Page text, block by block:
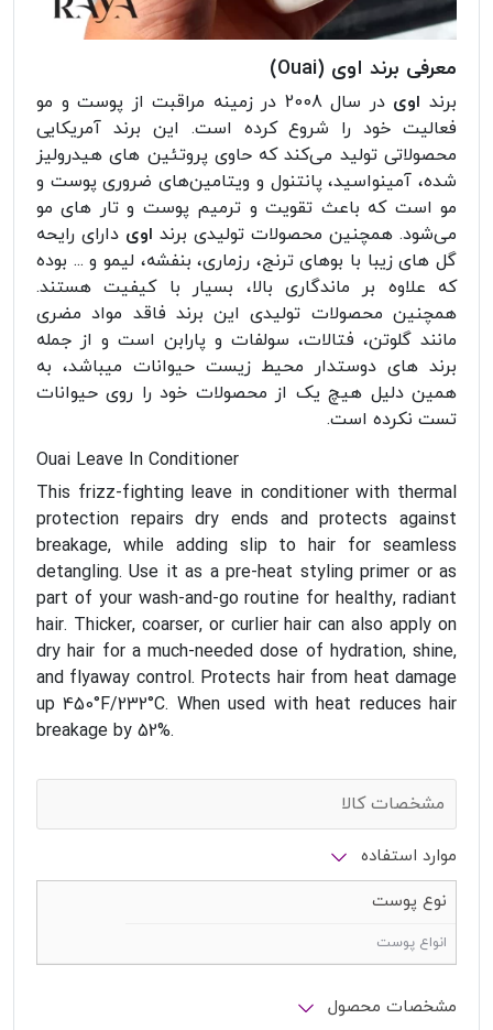
معرفی برند اوی (Ouai)
برنداوی
در سال 2008 در زمینه مراقبت از پوست و مو
فعالیت خود را شروع کرده است. این برند آمریکایی
محصولاتی تولید می‌کند که حاوی پروتئین های هیدرولیز
شده، آمینواسید، پانتنول و ویتامین‌های ضروری پوست و
مو است که باعث تقویت و ترمیم پوست و تار های مو
می‌شود. همچنین محصولات تولیدی برند اوی دارای رایحه
گل های زیبا با بوهای ترنج، رزماری، بنفشه، لیمو و ... بوده
که علاوه بر ماندگاری بالا، بسیار با کیفیت هستند.
همچنین محصولات تولیدی این برند فاقد مواد مضری
مانند گلوتن، فتالات، سولفات و پارابن است و از جمله
برند های دوستدار محیط زیست حیوانات میباشد، به
همین دلیل هیچ یک از محصولات خود را روی حیوانات
تست نکرده است.
Ouai Leave In Conditioner
This frizz-fighting leave in conditioner with thermal
protection repairs dry ends and protects against
breakage, while adding slip to hair for seamless
detangling. Use it as a pre-heat styling primer or as
part of your wash-and-go routine for healthy, radiant
hair. Thicker, coarser, or curlier hair can also apply on
dry hair for a much-needed dose of hydration, shine,
and flyaway control. Protects hair from heat damage
up 450°F/232°C. When used with heat reduces hair
breakage by 52%.
مشخصات کالا
موارد استفاده
نوع پوست
انواع پوست
مشخصات محصول